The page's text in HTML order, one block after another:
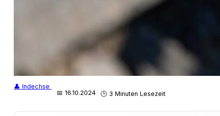
👤 Indechse
📅 16.10.2024
🕒 3 Minuten Lesezeit